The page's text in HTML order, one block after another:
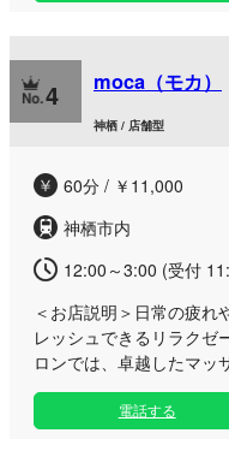
する、ハイクオリティな
ルを贅沢に増量したトリ
マッサージまで、全ての
ました。一度味わえば、
クセスは、鹿島パークホ
地。プライベートを重視
すので、他のお客様を気
リラクゼーションに没頭
た衣装チェンジなどのオ
ンランク上のプレミアム
す。
4 moca（モカ）
神栖 / 店舗型
60分 / ￥11,000
神栖市内
12:00～3:00 (受付
＜お店説明＞ 日常の疲れ
レッシュできるリラクゼ
ロンでは、卓越したマッ
えた優秀なセラピスト
たかのようなアットホー
ず、ゆっくりと肩の力を
電話する